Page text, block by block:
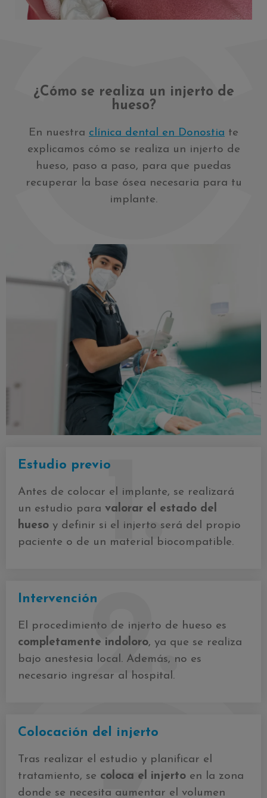
¿Cómo se realiza un injerto de
hueso?
En nuestra clínica dental en Donostia te
explicamos cómo se realiza un injerto de
hueso, paso a paso, para que puedas
recuperar la base ósea necesaria para tu
implante.
1.
Estudio previo
Antes de colocar el implante, se realizará
un estudio para valorar el estado del
hueso y definir si el injerto será del propio
paciente o de un material biocompatible.
2.
Intervención
El procedimiento de injerto de hueso es
completamente indoloro, ya que se realiza
bajo anestesia local. Además, no es
necesario ingresar al hospital.
Colocación del injerto
Tras realizar el estudio y planificar el
tratamiento, se coloca el injerto en la zona
donde se necesita aumentar el volumen